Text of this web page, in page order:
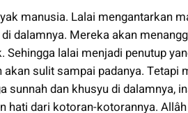
manusia. Lalai mengantarkan
dalamnya. Mereka akan
lalai menjadi penutup
sulit sampai padanya. Tetapi
sunnah dan khusyu di dalamnya,
dari kotoran-kotorannya. Allâh